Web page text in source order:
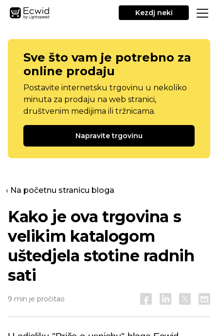
Kezdj neki
Sve što vam je potrebno za
online prodaju
Postavite internetsku trgovinu u nekoliko
minuta za prodaju na web stranici,
društvenim medijima ili tržnicama.
Napravite trgovinu
‹ Na početnu stranicu bloga
Kako je ova trgovina s
velikim katalogom
uštedjela stotine radnih
sati
9 min je pročitao